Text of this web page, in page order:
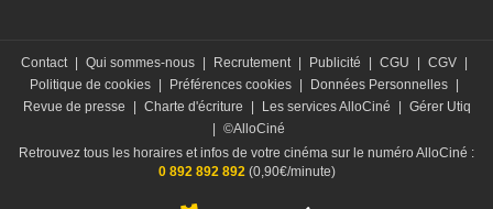
Contact Qui sommes-nous Recrutement Publicité CGU CGV
Politique de cookies
Préférences cookies Données Personnelles
Revue de presse
Charte d'écriture Les services AlloCiné
Gérer Utiq
©AlloCiné
Retrouvez tous les horaires et infos de votre cinéma sur le numéro AlloCiné :
0 892 892 892(0,90€/minute)